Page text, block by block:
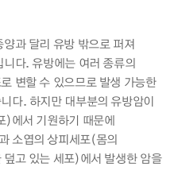
과 달리 유방 밖으로 퍼져
다. 유방에는 여러 종류의
변할 수 있으므로 발생 가능한
다. 하지만 대부분의 유방암이
)에서 기원하기 때문에
소엽의 상피세포(몸의
고 있는 세포)에서 발생한 암을